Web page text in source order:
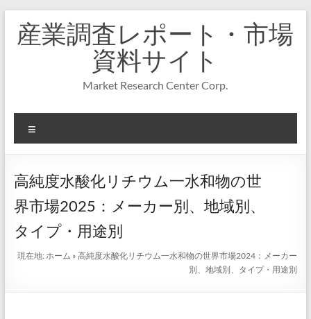
キ
プ
産業調査レポート・市場
資料サイト
Market Research Center Corp.
ニ
ー
高純度水酸化リチウム一水和物の世
界市場2025：メーカー別、地域別、
タイプ・用途別
現在地:ホーム »高純度水酸化リチウム一水和物の世界市場2024：メーカー
別、地域別、タイプ・用途別